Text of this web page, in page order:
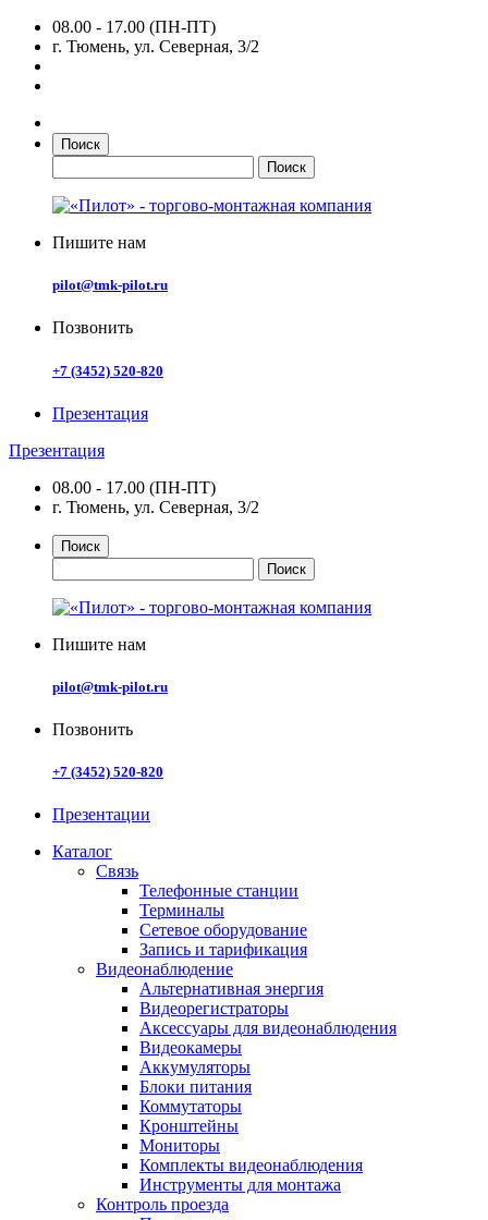
08.00 - 17.00 (ПН-ПТ)
г. Тюмень, ул. Северная, 3/2
Поиск
Пишите нам
pilot@tmk-pilot.ru
Позвонить
+7 (3452) 520-820
Презентация
Презентация
08.00 - 17.00 (ПН-ПТ)
г. Тюмень, ул. Северная, 3/2
Поиск
Пишите нам
pilot@tmk-pilot.ru
Позвонить
+7 (3452) 520-820
Презентации
Каталог
Связь
Телефонные станции
Терминалы
Сетевое оборудование
Запись и тарификация
Видеонаблюдение
Альтернативная энергия
Видеорегистраторы
Аксессуары для видеонаблюдения
Видеокамеры
Аккумуляторы
Блоки питания
Коммутаторы
Кронштейны
Мониторы
Комплекты видеонаблюдения
Инструменты для монтажа
Контроль проезда